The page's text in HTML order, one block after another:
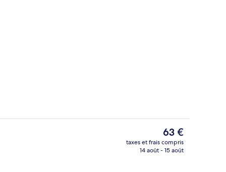
Le
prix
actuel
63 €
taxes et frais compris
14 août - 15 août